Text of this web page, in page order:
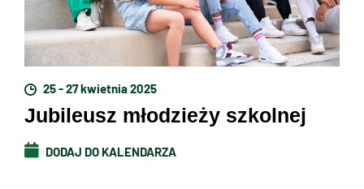
25 - 27 kwietnia 2025
Jubileusz młodzieży szkolnej
DODAJ DO KALENDARZA